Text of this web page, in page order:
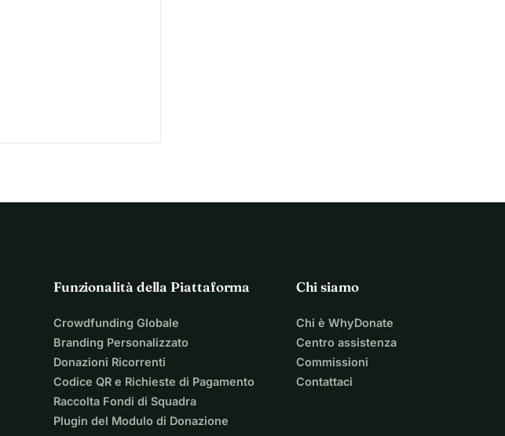
Funzionalità della Piattaforma
Crowdfunding Globale
Branding Personalizzato
Donazioni Ricorrenti
Codice QR e Richieste di Pagamento
Raccolta Fondi di Squadra
Plugin del Modulo di Donazione
Chi siamo
Chi è WhyDonate
Centro assistenza
Commissioni
Contattaci